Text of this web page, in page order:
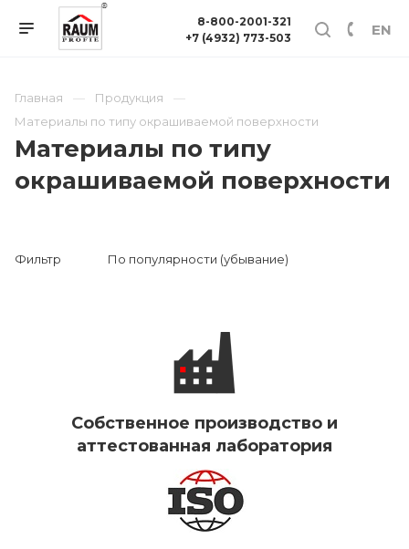
EN
8-800-2001-321
+7 (4932) 773-503
Главная
Продукция
Материалы по типу окрашиваемой поверхности
Материалы по типу
окрашиваемой поверхности
Фильтр По популярности (убывание)
Собственное производство и
аттестованная лаборатория